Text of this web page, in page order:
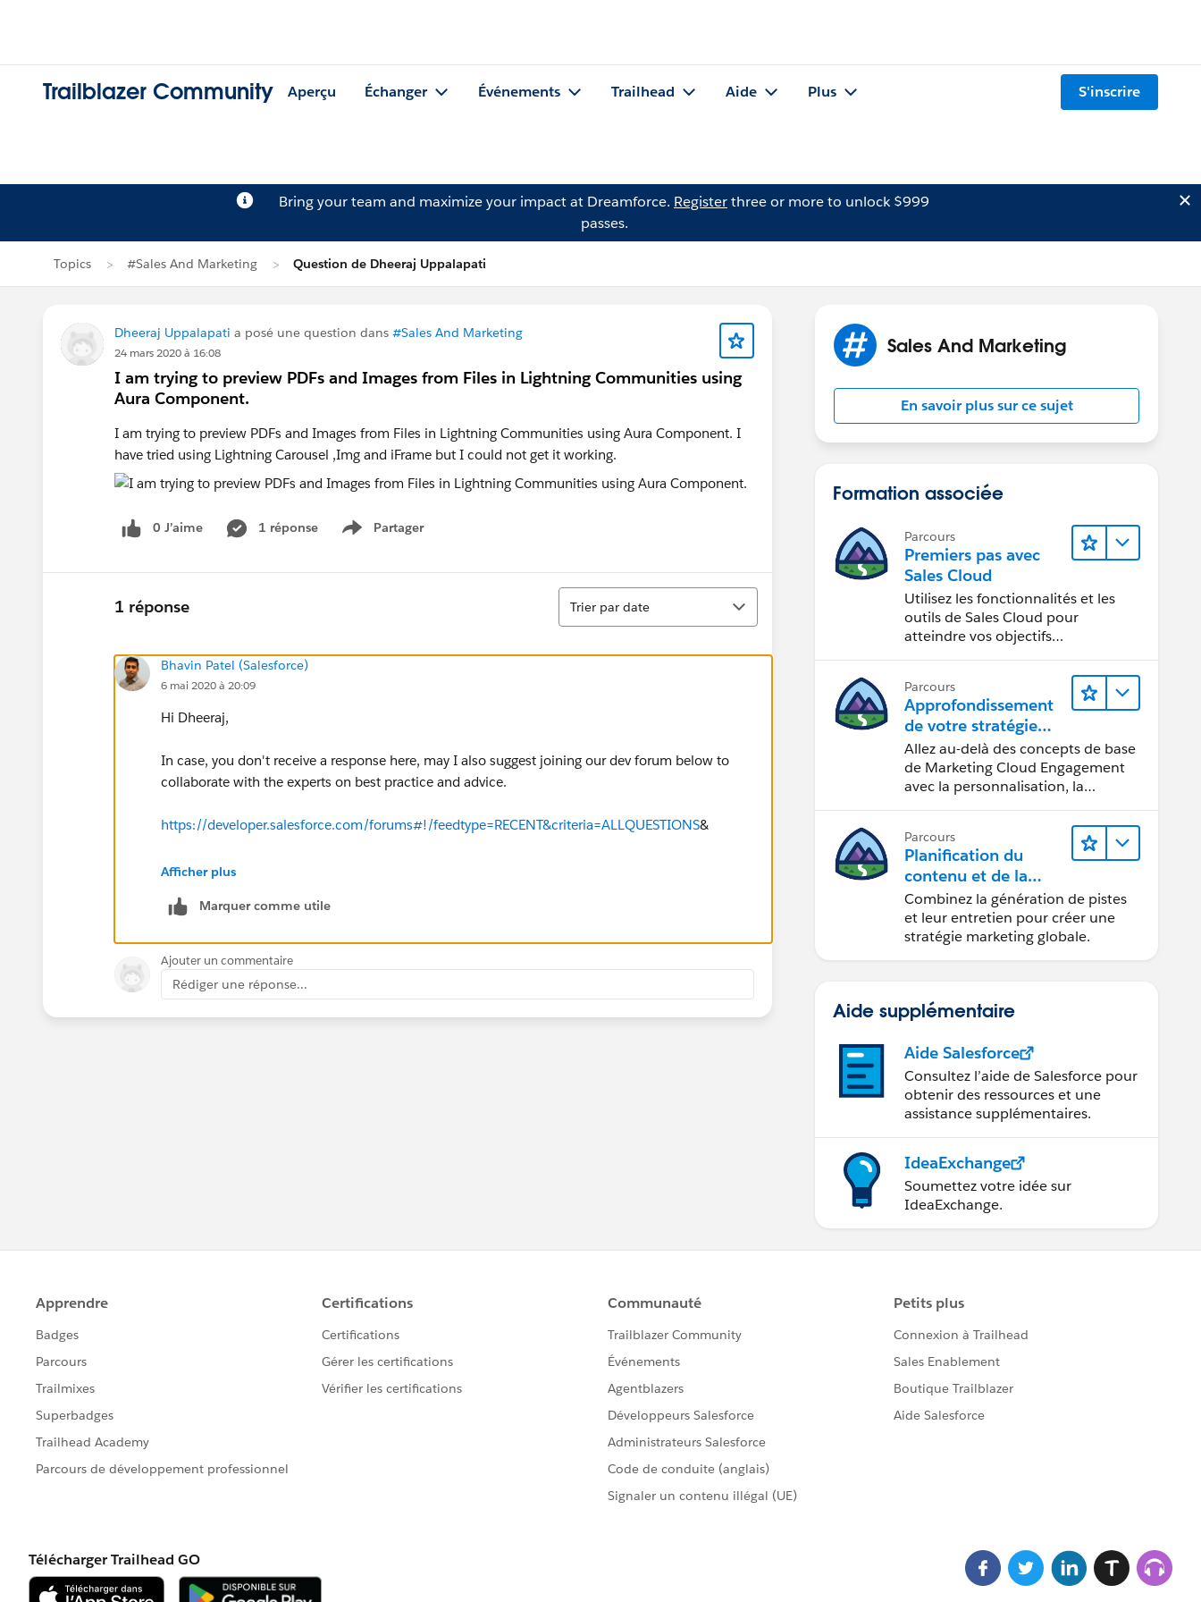
Trailblazer Community Aperçu Échanger Événements Trailhead Aide Plus S'inscrire
Bring your team and maximize your impact at Dreamforce. Registerthree or more to unlock $999
passes.
Topics #Sales And Marketing Question de Dheeraj Uppalapati
Dheeraj Uppalapati a posé une question dans #Sales And Marketing
24 mars 2020 à 16:08
I am trying to preview PDFs and Images from Files in Lightning Communities using
Aura Component.
I am trying to preview PDFs and Images from Files in Lightning Communities using Aura Component. I
have tried using Lightning Carousel ,Img and iFrame but I could not get it working.
0 J’aime 1 réponse Partager
Show menu
1 réponse
Tri
Trier par date
Bhavin Patel (Salesforce)
6 mai 2020 à 20:09
Hi Dheeraj,
In case, you don't receive a response here, may I also suggest joining our dev forum below to
collaborate with the experts on best practice and advice.
https://developer.salesforce.com/forums#!/feedtype=RECENT&criteria=ALLQUESTIONS&
Best,
Bhavin
Afficher plus
Marquer comme utile
Ajouter un commentaire
Rédiger une réponse...
Sales And Marketing
En savoir plus sur ce sujet
Formation associée
Parcours
Premiers pas avec
Sales Cloud
Utilisez les fonctionnalités et les
outils de Sales Cloud pour
atteindre vos objectifs
Parcours
Approfondissement
de votre stratégie
marketing
Allez au-delà des concepts de base
de Marketing Cloud Engagement
avec la personnalisation, la
Parcours
Planification du
contenu et de la
stratégie marketing
avec
Marketing Cloud
Account Engagemen
Combinez la génération de pistes
et leur entretien pour créer une
stratégie marketing globale.
Aide supplémentaire
Aide Salesforce
Consultez l’aide de Salesforce pour
obtenir des ressources et une
assistance supplémentaires.
IdeaExchange
Soumettez votre idée sur
IdeaExchange.